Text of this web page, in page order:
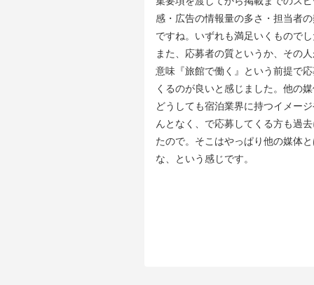
感・広告の情報量の多さ・担当者
ですね。いずれも満足いくもので
また、応募者の質というか、その
意味『旅館で働く』という前提で
くるのが良いと感じました。他の
どうしても宿泊業界に持つイメー
んとなく、で応募してくる方も過
たので。そこはやっぱり他の媒体
な、という感じです。